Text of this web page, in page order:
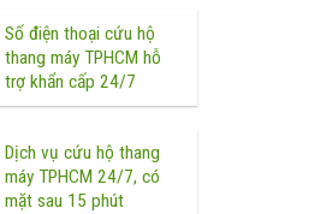
Số điện thoại cứu hộ
thang máy TPHCM hỗ
trợ khẩn cấp 24/7
Dịch vụ cứu hộ thang
máy TPHCM 24/7, có
mặt sau 15 phút